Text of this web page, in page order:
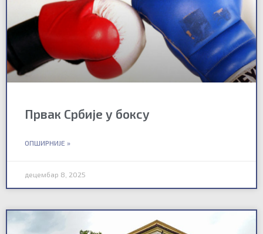
Првак Србије у боксу
ОПШИРНИЈЕ »
децембар 8, 2025